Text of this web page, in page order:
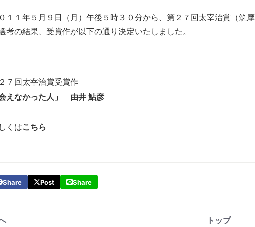
１１年５月９日（月）午後５時３０分から、第２７回太宰治賞（筑
考の結果、受賞作が以下の通り決定いたしました。
７回太宰治賞受賞作
会えなかった人」 由井 鮎彦
くはこちら
Share Post Share
トップ